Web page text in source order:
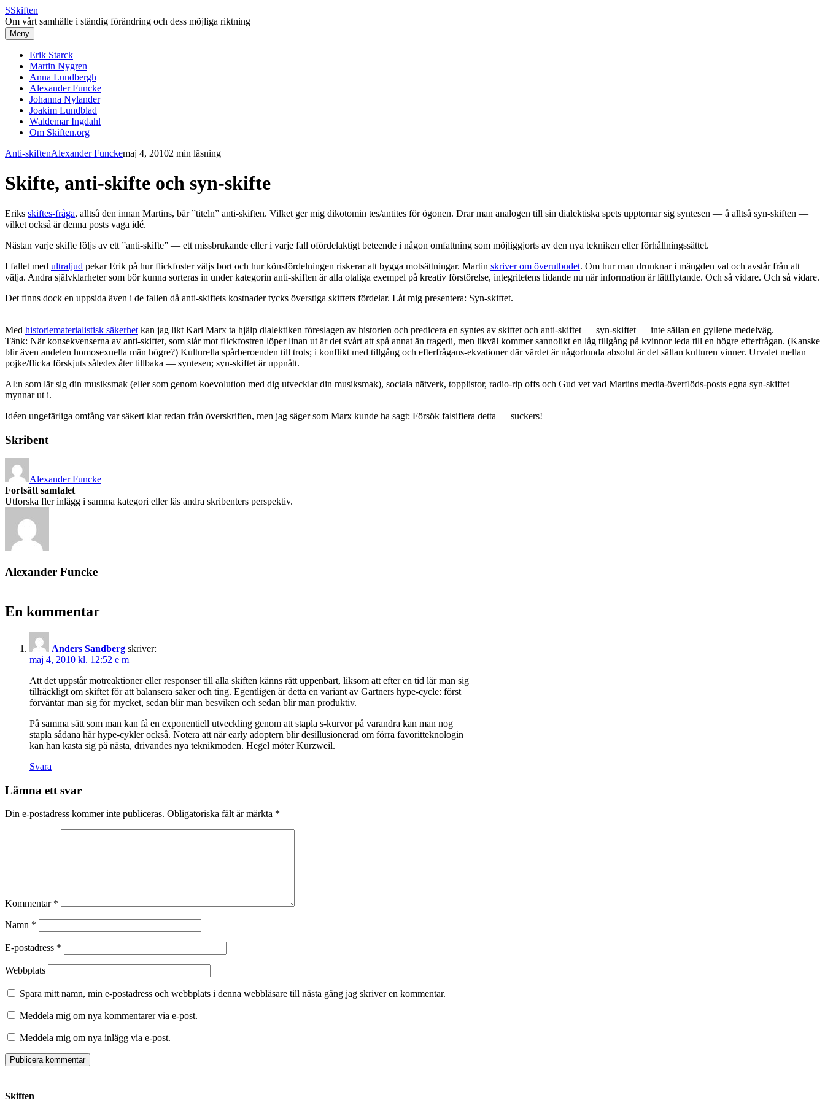
SSkiften
Om vårt samhälle i ständig förändring och dess möjliga riktning
Meny
Erik Starck
Martin Nygren
Anna Lundbergh
Alexander Funcke
Johanna Nylander
Joakim Lundblad
Waldemar Ingdahl
Om Skiften.org
Anti-skiftenAlexander Funckemaj 4, 20102 min läsning
Skifte, anti-skifte och syn-skifte
Eriks skiftes-fråga, alltså den innan Martins, bär ”titeln” anti-skiften. Vilket ger mig dikotomin tes/antites för ögonen. Drar man analogen till sin dialektiska spets upptornar sig syntesen — å alltså syn-skiften —
vilket också är denna posts vaga idé.
Nästan varje skifte följs av ett ”anti-skifte” — ett missbrukande eller i varje fall ofördelaktigt beteende i någon omfattning som möjliggjorts av den nya tekniken eller förhållningssättet.
I fallet med ultraljud pekar Erik på hur flickfoster väljs bort och hur könsfördelningen riskerar att bygga motsättningar. Martin skriver om överutbudet. Om hur man drunknar i mängden val och avstår från att
välja. Andra självklarheter som bör kunna sorteras in under kategorin anti-skiften är alla otaliga exempel på kreativ förstörelse, integritetens lidande nu när information är lättflytande. Och så vidare. Och så vidare.
Det finns dock en uppsida även i de fallen då anti-skiftets kostnader tycks överstiga skiftets fördelar. Låt mig presentera: Syn-skiftet.
Med historiematerialistisk säkerhet kan jag likt Karl Marx ta hjälp dialektiken föreslagen av historien och predicera en syntes av skiftet och anti-skiftet — syn-skiftet — inte sällan en gyllene medelväg.
Tänk: När konsekvenserna av anti-skiftet, som slår mot flickfostren löper linan ut är det svårt att spå annat än tragedi, men likväl kommer sannolikt en låg tillgång på kvinnor leda till en högre efterfrågan. (Kanske
blir även andelen homosexuella män högre?) Kulturella spårberoenden till trots; i konflikt med tillgång och efterfrågans-ekvationer där värdet är någorlunda absolut är det sällan kulturen vinner. Urvalet mellan
pojke/flicka förskjuts således åter tillbaka — syntesen; syn-skiftet är uppnått.
AI:n som lär sig din musiksmak (eller som genom koevolution med dig utvecklar din musiksmak), sociala nätverk, topplistor, radio-rip offs och Gud vet vad Martins media-överflöds-posts egna syn-skiftet
mynnar ut i.
Idéen ungefärliga omfång var säkert klar redan från överskriften, men jag säger som Marx kunde ha sagt: Försök falsifiera detta — suckers!
Skribent
Alexander Funcke
Fortsätt samtalet
Utforska fler inlägg i samma kategori eller läs andra skribenters perspektiv.
Alexander Funcke
En kommentar
Anders Sandberg skriver:
maj 4, 2010 kl. 12:52 e m
Att det uppstår motreaktioner eller responser till alla skiften känns rätt uppenbart, liksom att efter en tid lär man sig
tillräckligt om skiftet för att balansera saker och ting. Egentligen är detta en variant av Gartners hype-cycle: först
förväntar man sig för mycket, sedan blir man besviken och sedan blir man produktiv.
På samma sätt som man kan få en exponentiell utveckling genom att stapla s-kurvor på varandra kan man nog
stapla sådana här hype-cykler också. Notera att när early adoptern blir desillusionerad om förra favoritteknologin
kan han kasta sig på nästa, drivandes nya teknikmoden. Hegel möter Kurzweil.
Svara
Lämna ett svar
Din e-postadress kommer inte publiceras. Obligatoriska fält är märkta *
Kommentar *
Namn *
E-postadress *
Webbplats
Spara mitt namn, min e-postadress och webbplats i denna webbläsare till nästa gång jag skriver en kommentar.
Meddela mig om nya kommentarer via e-post.
Meddela mig om nya inlägg via e-post.
Skiften